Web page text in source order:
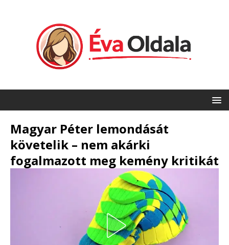
Magyar Péter lemondását
követelik – nem akárki
fogalmazott meg kemény kritikát